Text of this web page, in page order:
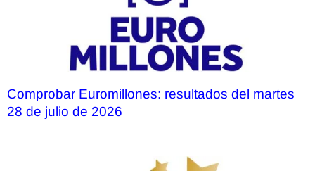
Comprobar Euromillones: resultados del martes
28 de julio de 2026